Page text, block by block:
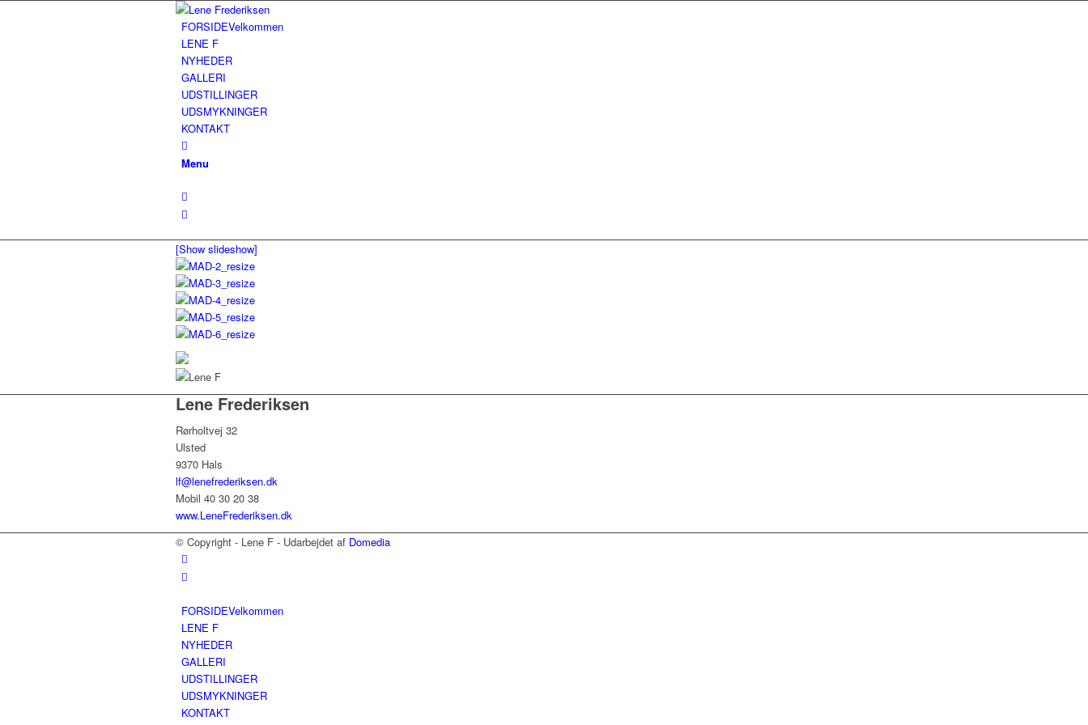
FORSIDEVelkommen
LENE F
NYHEDER
GALLERI
UDSTILLINGER
UDSMYKNINGER
KONTAKT
Menu
[Show slideshow]
Lene Frederiksen
Rørholtvej 32
Ulsted
9370 Hals
lf@lenefrederiksen.dk
Mobil 40 30 20 38
www.LeneFrederiksen.dk
© Copyright - Lene F - Udarbejdet af Domedia
FORSIDEVelkommen
LENE F
NYHEDER
GALLERI
UDSTILLINGER
UDSMYKNINGER
KONTAKT